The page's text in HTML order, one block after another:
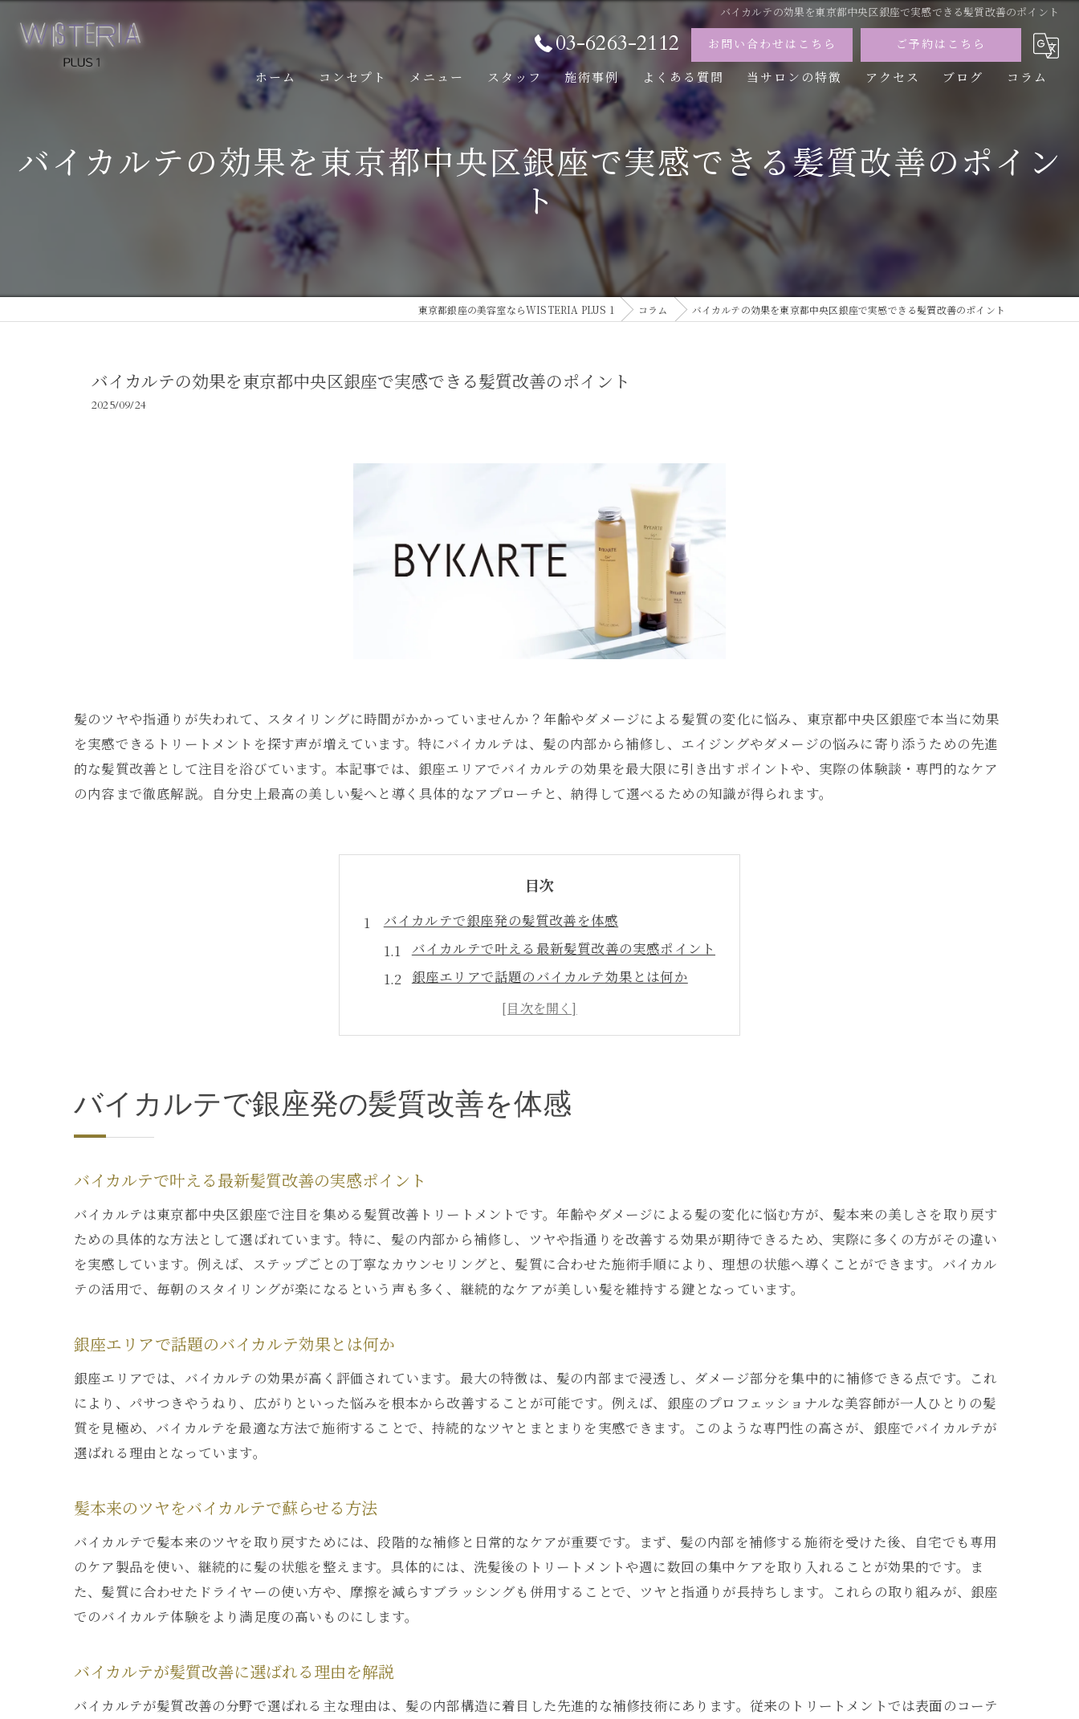
バイカルテの効果を東京都中央区銀座で実感できる髪質改善のポイント
03-6263-2112 お問い合わせはこちら ご予約はこちら
ホーム コンセプト メニュー スタッフ 施術事例 よくある質問 当サロンの特徴
カラー
トリートメント
パーマ
アクセス ブログ コラム
バイカルテの効果を東京都中央区銀座で実感できる髪質改善のポイン
ト
東京都銀座の美容室ならWISTERIA PLUS 1 コラム バイカルテの効果を東京都中央区銀座で実感できる髪質改善のポイント
バイカルテの効果を東京都中央区銀座で実感できる髪質改善のポイント
2025/09/24
髪のツヤや指通りが失われて、スタイリングに時間がかかっていませんか？年齢やダメージによる髪質の変化に悩み、東京都中央区銀座で本当に効果
を実感できるトリートメントを探す声が増えています。特にバイカルテは、髪の内部から補修し、エイジングやダメージの悩みに寄り添うための先進
的な髪質改善として注目を浴びています。本記事では、銀座エリアでバイカルテの効果を最大限に引き出すポイントや、実際の体験談・専門的なケア
の内容まで徹底解説。自分史上最高の美しい髪へと導く具体的なアプローチと、納得して選べるための知識が得られます。
目次
バイカルテで銀座発の髪質改善を体感
バイカルテで叶える最新髪質改善の実感ポイント
銀座エリアで話題のバイカルテ効果とは何か
髪本来のツヤをバイカルテで蘇らせる方法
バイカルテが髪質改善に選ばれる理由を解説
髪の悩みに寄り添うバイカルテの実力
髪のダメージ改善にバイカルテが最適な理由
バイカルテの効果はどのくらい続くのか
髪質に合わせたバイカルテ施術のポイント
銀座エリアで叶えるバイカルテ効果の秘密
バイカルテが銀座の美容院で選ばれる理由
バイカルテ施術後の髪質変化を徹底解説
人気スタイリストも推奨するバイカルテ活用
ダメージ補修ならバイカルテが頼れる理由
バイカルテはどんな人におすすめなのか
バイカルテの効果を長持ちさせる方法とは
バイカルテ体験でツヤ髪へ導くケア術
施術前後の髪質比較で見えるバイカルテ効果
バイカルテで銀座発の髪質改善を体感
バイカルテで叶える最新髪質改善の実感ポイント
バイカルテは東京都中央区銀座で注目を集める髪質改善トリートメントです。年齢やダメージによる髪の変化に悩む方が、髪本来の美しさを取り戻す
ための具体的な方法として選ばれています。特に、髪の内部から補修し、ツヤや指通りを改善する効果が期待できるため、実際に多くの方がその違い
を実感しています。例えば、ステップごとの丁寧なカウンセリングと、髪質に合わせた施術手順により、理想の状態へ導くことができます。バイカル
テの活用で、毎朝のスタイリングが楽になるという声も多く、継続的なケアが美しい髪を維持する鍵となっています。
銀座エリアで話題のバイカルテ効果とは何か
銀座エリアでは、バイカルテの効果が高く評価されています。最大の特徴は、髪の内部まで浸透し、ダメージ部分を集中的に補修できる点です。これ
により、パサつきやうねり、広がりといった悩みを根本から改善することが可能です。例えば、銀座のプロフェッショナルな美容師が一人ひとりの髪
質を見極め、バイカルテを最適な方法で施術することで、持続的なツヤとまとまりを実感できます。このような専門性の高さが、銀座でバイカルテが
選ばれる理由となっています。
髪本来のツヤをバイカルテで蘇らせる方法
バイカルテで髪本来のツヤを取り戻すためには、段階的な補修と日常的なケアが重要です。まず、髪の内部を補修する施術を受けた後、自宅でも専用
のケア製品を使い、継続的に髪の状態を整えます。具体的には、洗髪後のトリートメントや週に数回の集中ケアを取り入れることが効果的です。ま
た、髪質に合わせたドライヤーの使い方や、摩擦を減らすブラッシングも併用することで、ツヤと指通りが長持ちします。これらの取り組みが、銀座
でのバイカルテ体験をより満足度の高いものにします。
バイカルテが髪質改善に選ばれる理由を解説
バイカルテが髪質改善の分野で選ばれる主な理由は、髪の内部構造に着目した先進的な補修技術にあります。従来のトリートメントでは表面のコーテ